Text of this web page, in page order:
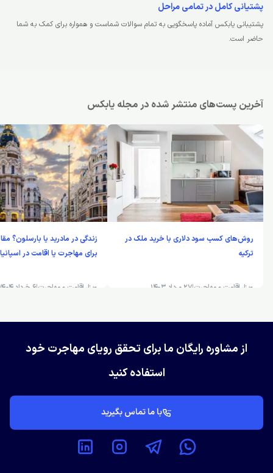
پشتیانی کامل در تمامی مراحل
پشتیبانی یابکس آماده پاسخگویی به تمام سوالات شماست و همواره برای کمک به شما
حاضر است.
آخرین پست‌های منتشر شده در مجله یابکس
روش‌های کسب سود دلاری با خرید ملک در
ترکیه
ویزا، اقامت و مهاجرت|27 مرداد 1403
زندگی در مادرید یا بارسلون؟
برای مهاجرت یا اقامت در اسپانیا
ویزا، اقامت و مهاجرت|6 خرداد 1404
از مشاوره رایگان ما برای تحقق رویای مهاجرت خود
استفاده کنید
با ما تماس بگیرید